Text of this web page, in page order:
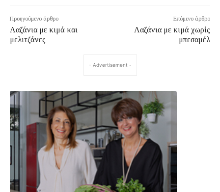
Προηγούμενο άρθρο
Λαζάνια με κιμά και
μελιτζάνες
Επόμενο άρθρο
Λαζάνια με κιμά χωρίς
μπεσαμέλ
- Advertisement -